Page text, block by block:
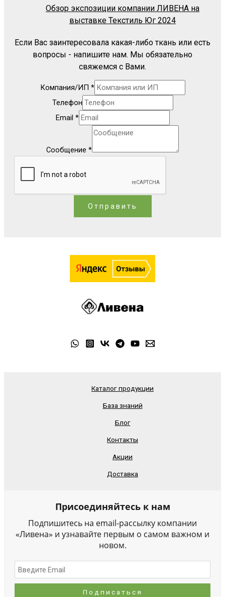
Обзор экспозиции компании ЛИВЕНА на
выставке Текстиль Юг 2024
Если Вас заинтересовала какая-либо ткань или есть
вопросы - напишите нам. Мы обязательно
свяжемся с Вами.
Компания/ИП *
Телефон
Email *
Сообщение *
Отправить
Каталог продукции
База знаний
Блог
Контакты
Акции
Доставка
Присоединяйтесь к нам
Подпишитесь на email-рассылку компании
«Ливена» и узнавайте первым о самом важном и
новом.